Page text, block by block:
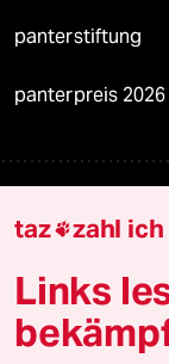
panterstiftung
panterpreis 2026
bundestalk
fernverbindung
taz zahl ich
Links